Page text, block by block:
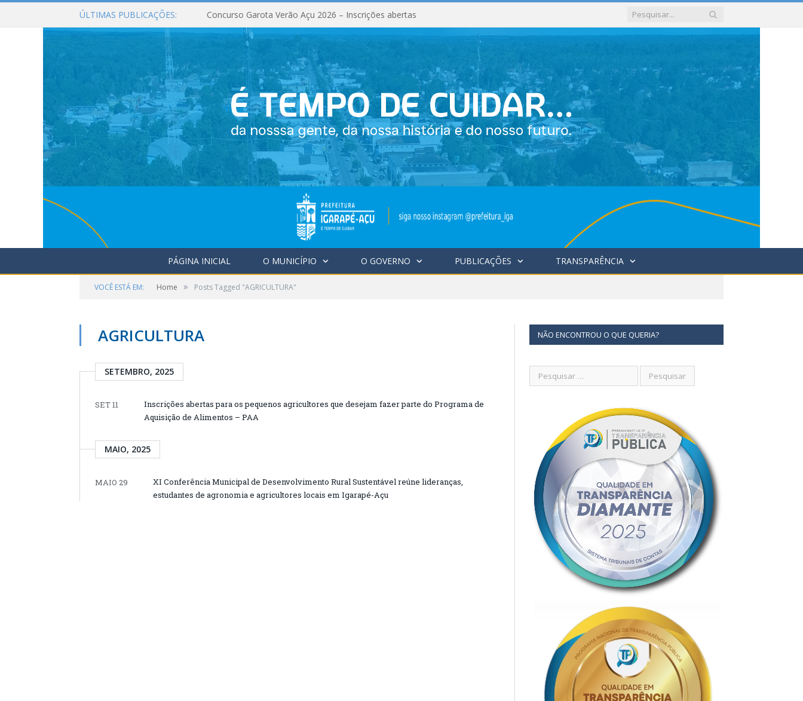
ÚLTIMAS PUBLICAÇÕES: Concurso Garota Verão Açu 2026 – Inscrições abertas
PÁGINA INICIAL O MUNICÍPIO O GOVERNO PUBLICAÇÕES TRANSPARÊNCIA
VOCÊ ESTÁ EM: Home » Posts Tagged "AGRICULTURA"
AGRICULTURA
SETEMBRO, 2025
SET 11
Inscrições abertas para os pequenos agricultores que desejam fazer parte do Programa de
Aquisição de Alimentos – PAA
MAIO, 2025
MAIO 29
XI Conferência Municipal de Desenvolvimento Rural Sustentável reúne lideranças,
estudantes de agronomia e agricultores locais em Igarapé-Açu
NÃO ENCONTROU O QUE QUERIA?